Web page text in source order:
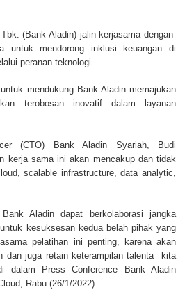
(Bank Aladin) jalin kerjasama dengan
untuk mendorong inklusi keuangan di
peranan teknologi.
mendukung Bank Aladin memajukan
terobosan inovatif dalam layanan
(CTO) Bank Aladin Syariah, Budi
kerja sama ini akan mencakup dan tidak
scalable infrastructure, data analytic,
Aladin dapat berkolaborasi jangka
kesuksesan kedua belah pihak yang
pelatihan ini penting, karena akan
dan juga retain keterampilan talenta kita
dalam Press Conference Bank Aladin
Rabu (26/1/2022).